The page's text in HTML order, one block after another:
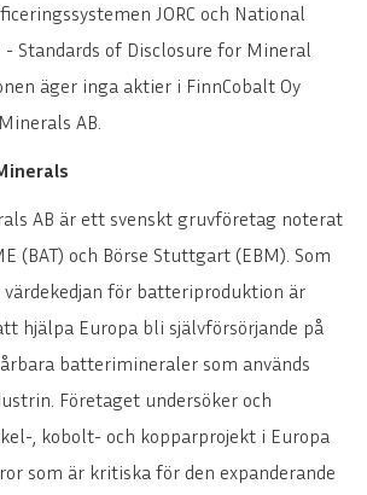
JORC och National
- Standards of Disclosure for Mineral
äger inga aktier i FinnCobalt Oy
AB.
AB är ett svenskt gruvföretag noterat
(BAT) och Börse Stuttgart (EBM). Som
för batteriproduktion är
hjälpa Europa bli självförsörjande på
batterimineraler som används
Företaget undersöker och
, kobolt- och kopparprojekt i Europa
som är kritiska för den expanderande